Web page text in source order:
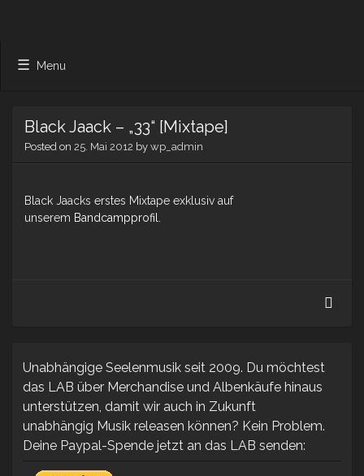
Menu
Black Jaack – „33“ [Mixtape]
Posted on 25. Mai 2012 by wp_admin
Black Jaacks erstes Mixtape exklusiv auf
unserem Bandcampprofil
Unabhängige Seelenmusik seit 2009. Du möchtest
das LAB über Merchandise und Albenkäufe hinaus
unterstützen, damit wir auch in Zukunft
unabhängig Musik releasen können? Kein Problem.
Deine Paypal-Spende jetzt an das LAB senden: